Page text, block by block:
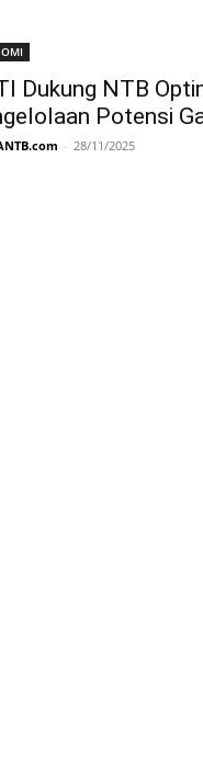
Dukung NTB
Potensi
- 28/11/2025